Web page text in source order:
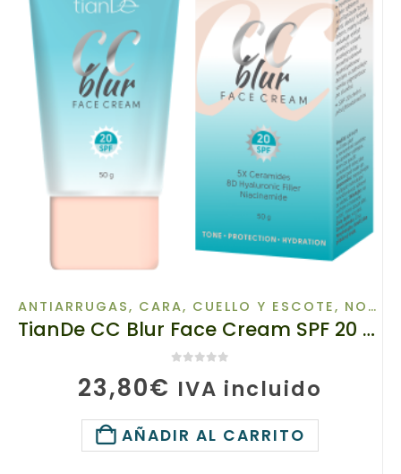
ANTIARRUGAS, CARA, CUELLO Y ESCOTE, NOVEDADES
TianDe CC Blur Face Cream SPF 20 (50 g) – Crema CC con Efecto Blur, 10114, Corrector de Tono con Niacinamida
23,80€ IVA incluido
AÑADIR AL CARRITO